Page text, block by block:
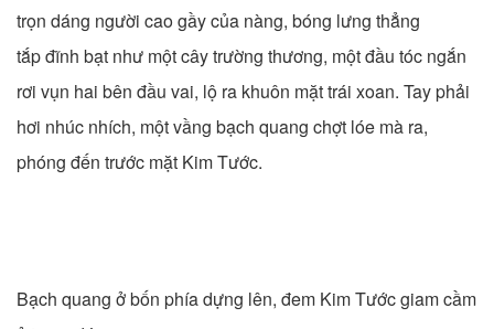
trọn dáng người cao gầy của nàng, bóng lưng thẳng
tắp đĩnh bạt như một cây trường thương, một đầu tóc ngắn
rơi vụn hai bên đầu vai, lộ ra khuôn mặt trái xoan. Tay phải
hơi nhúc nhích, một vầng bạch quang chợt lóe mà ra,
phóng đến trước mặt Kim Tước.
Bạch quang ở bốn phía dựng lên, đem Kim Tước giam cầm